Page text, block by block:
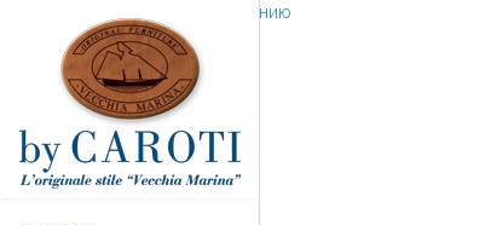
Перейти к основному содержанию